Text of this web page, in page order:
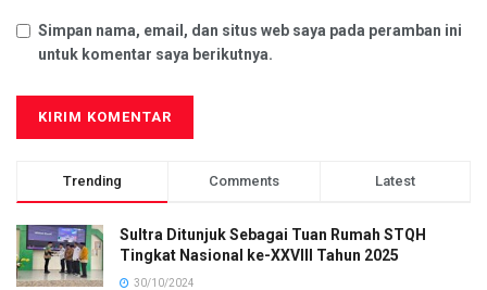
Simpan nama, email, dan situs web saya pada peramban ini
untuk komentar saya berikutnya.
Trending Comments Latest
Sultra Ditunjuk Sebagai Tuan Rumah STQH
Tingkat Nasional ke-XXVIII Tahun 2025
30/10/2024